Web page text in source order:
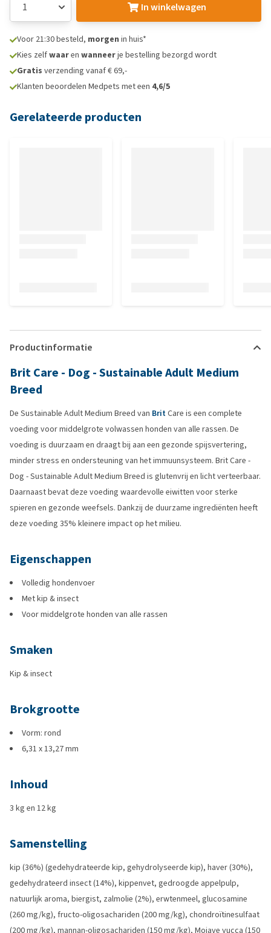
In winkelwagen
Voor 21:30 besteld, morgen in huis*
Kies zelfwaaren wanneerje bestelling bezorgd wordt
Gratis verzending vanaf € 69,-
Klanten beoordelen Medpets met een 4,6/5
Gerelateerde producten
Productinformatie
Brit Care - Dog - Sustainable Adult Medium
Breed
De Sustainable Adult Medium Breed van BritCare is een complete
voeding voor middelgrote volwassen honden van alle rassen. De
voeding is duurzaam en draagt bij aan een gezonde spijsvertering,
minder stress en ondersteuning van het immuunsysteem. Brit Care -
Dog - Sustainable Adult Medium Breed is glutenvrij en licht verteerbaar.
Daarnaast bevat deze voeding waardevolle eiwitten voor sterke
spieren en gezonde weefsels. Dankzij de duurzame ingrediënten heeft
deze voeding 35% kleinere impact op het milieu.
Eigenschappen
Volledig hondenvoer
Met kip & insect
Voor middelgrote honden van alle rassen
Smaken
Kip & insect
Brokgrootte
Vorm: rond
6,31 x 13,27 mm
Inhoud
3 kg en 12 kg
Samenstelling
kip (36%) (gedehydrateerde kip, gehydrolyseerde kip), haver (30%),
gedehydrateerd insect (14%), kippenvet, gedroogde appelpulp,
natuurlijk aroma, biergist, zalmolie (2%), erwtenmeel, glucosamine
(260 mg/kg), fructo-oligosachariden (200 mg/kg), chondroïtinesulfaat
(200 mg/kg), mannan-oligosachariden (150 mg/kg), Mojave yucca (150